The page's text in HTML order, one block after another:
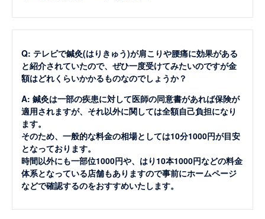
Q: テレビで鍼灸(はりきゅう)が肩こりや腰痛に効果がある
と紹介されていたので、ぜひ一度受けてみたいのですが金
額はどれくらいかかるものなのでしょうか？
A: 鍼灸は一部の疾患に対して医師の同意書があれば保険が
適用されますが、それ以外に関しては全額自己負担になり
ます。
そのため、一般的な料金の相場としては10分1000円が目安
となっております。
時間以外にも一部位1000円や、はり10本1000円などの料金
体系となっている店舗もありますので事前にホームページ
などで確認するのをおすすめいたします。